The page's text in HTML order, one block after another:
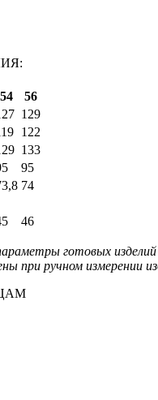
54
56
129
122
133
95
74
46
готовых
при ручном измерении